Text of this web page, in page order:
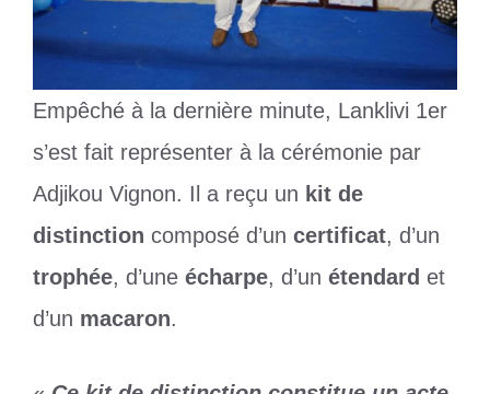
Empêché à la dernière minute, Lanklivi 1er
s’est fait représenter à la cérémonie par
Adjikou Vignon. Il a reçu un kit de
distinction composé d’un certificat, d’un
trophée, d’une écharpe, d’un étendard et
d’un macaron.